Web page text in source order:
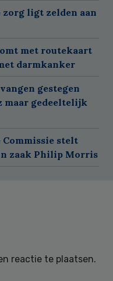
ligt zelden aan
met routekaart
darmkanker
gestegen
maar gedeeltelijk
Commissie stelt
zaak Philip Morris
reactie te plaatsen.